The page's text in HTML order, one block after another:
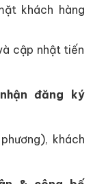
khách hàng
cập nhật tiến
đăng ký
khách